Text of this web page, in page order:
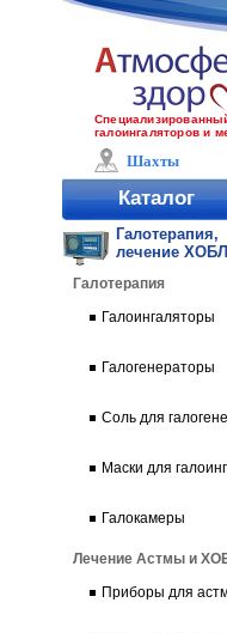
галоингаляторов и
Каталог
Галотерапия,
лечение ХОБЛ
Галотерапия
Галоингаляторы
Галогенераторы
Соль для
Маски для
Галокамеры
Лечение Астмы и
Приборы для